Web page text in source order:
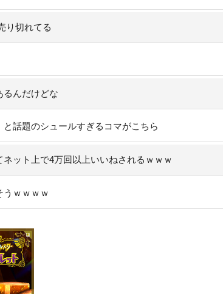
り切れてる
るんだけどな
話題のシュールすぎるコマがこちら
ット上で4万回以上いいねされるｗｗｗ
うｗｗｗｗ